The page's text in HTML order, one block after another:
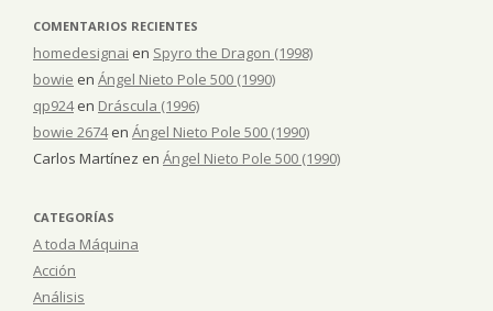
COMENTARIOS RECIENTES
homedesignai en Spyro the Dragon (1998)
bowie en Ángel Nieto Pole 500 (1990)
qp924en Dráscula (1996)
bowie 2674en Ángel Nieto Pole 500 (1990)
Carlos Martínez en Ángel Nieto Pole 500 (1990)
CATEGORÍAS
A toda Máquina
Acción
Análisis